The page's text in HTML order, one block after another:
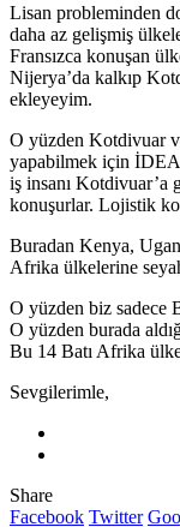
Lisan probleminden
daha az gelişmiş
Fransızca konuşan
Nijerya’da kalkıp
ekleyeyim.
O yüzden Kotdivuar
yapabilmek için
iş insanı Kotdivuar’a
konuşurlar. Lojistik
Buradan Kenya,
Afrika ülkelerine
O yüzden biz sadece
O yüzden burada
Bu 14 Batı Afrika
Sevgilerimle,
Share
Facebook Twitter